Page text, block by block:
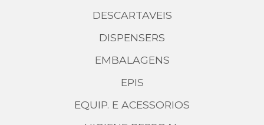
DESCARTAVEIS
DISPENSERS
EMBALAGENS
EPIS
EQUIP. E ACESSORIOS